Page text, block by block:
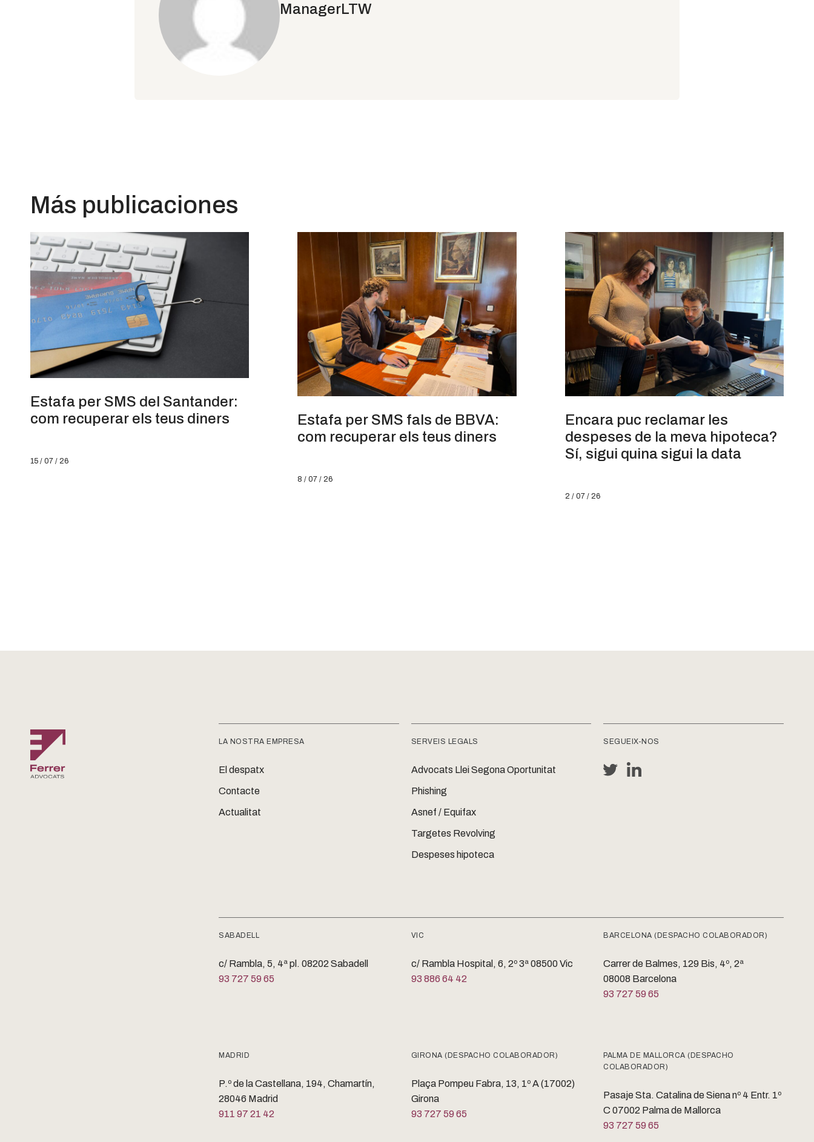
ManagerLTW
Más publicaciones
Estafa per SMS del Santander:
com recuperar els teus diners
15 / 07 / 26
Estafa per SMS fals de BBVA:
com recuperar els teus diners
8 / 07 / 26
Encara puc reclamar les
despeses de la meva hipoteca?
Sí, sigui quina sigui la data
2 / 07 / 26
LA NOSTRA EMPRESA
El despatx
Contacte
Actualitat
SERVEIS LEGALS
Advocats Llei Segona Oportunitat
Phishing
Asnef / Equifax
Targetes Revolving
Despeses hipoteca
SEGUEIX-NOS
SABADELL
c/ Rambla, 5, 4ª pl. 08202 Sabadell
93 727 59 65
VIC
c/ Rambla Hospital, 6, 2º 3ª 08500 Vic
93 886 64 42
BARCELONA (DESPACHO COLABORADOR)
Carrer de Balmes, 129 Bis, 4º, 2ª
08008 Barcelona
93 727 59 65
MADRID
P.º de la Castellana, 194, Chamartín,
28046 Madrid
911 97 21 42
GIRONA (DESPACHO COLABORADOR)
Plaça Pompeu Fabra, 13, 1º A (17002)
Girona
93 727 59 65
PALMA DE MALLORCA (DESPACHO
COLABORADOR)
Pasaje Sta. Catalina de Siena nº 4 Entr. 1º
C 07002 Palma de Mallorca
93 727 59 65